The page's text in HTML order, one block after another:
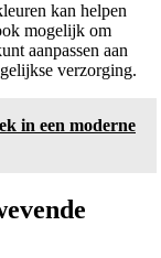
kan helpen
mogelijk om
aanpassen aan
verzorging.
in een moderne